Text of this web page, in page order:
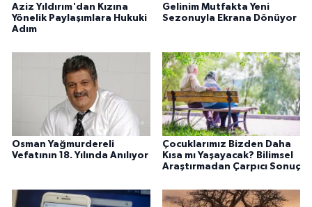
Aziz Yıldırım'dan Kızına
Yönelik Paylaşımlara Hukuki
Adım
Gelinim Mutfakta Yeni
Sezonuyla Ekrana Dönüyor
Osman Yağmurdereli
Vefatının 18. Yılında Anılıyor
Çocuklarımız Bizden Daha
Kısa mı Yaşayacak? Bilimsel
Araştırmadan Çarpıcı Sonuç